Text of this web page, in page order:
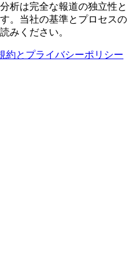
析は完全な報道の独立性と
。当社の基準とプロセスの
みください。
約とプライバシーポリシー